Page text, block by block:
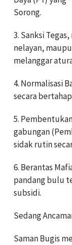
Sorong.
3. Sanksi
nelayan,
melanggar
4. Normalisasi
secara
5.
gabungan
sidak rutin
6. Berantas
pandang bulu
subsidi.
Sedang
Saman Bugis